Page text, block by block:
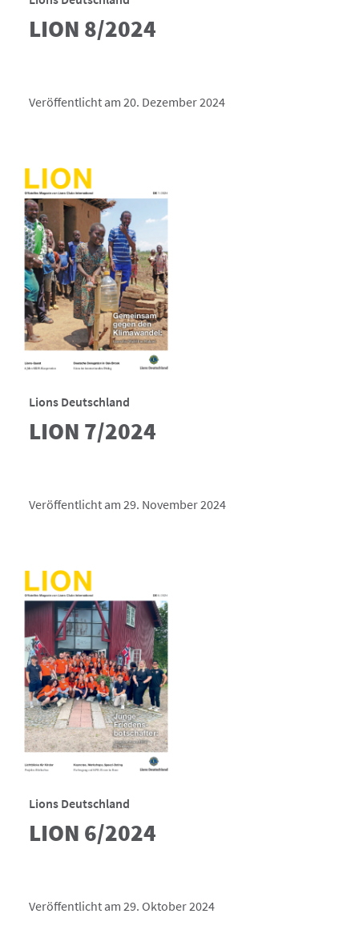
LION 8/2024
Veröffentlicht am 20. Dezember 2024
Lions Deutschland
LION 7/2024
Veröffentlicht am 29. November 2024
Lions Deutschland
LION 6/2024
Veröffentlicht am 29. Oktober 2024